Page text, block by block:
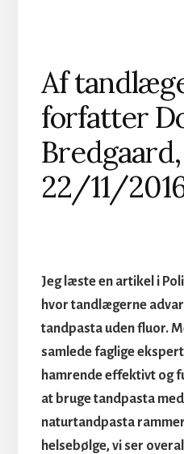
Af
forfatter
Bredgaard,
22/11/
Jeg læste en artikel i
hvor tandlægerne
tandpasta uden fluor.
samlede faglige
hamrende effektivt og
at bruge tandpasta
naturtandpasta
helsebølge, vi ser